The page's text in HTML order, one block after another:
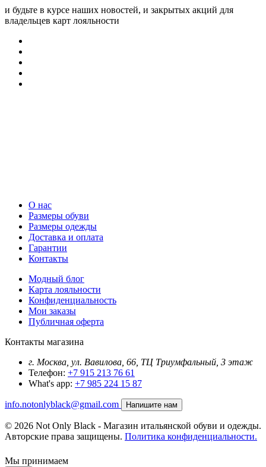
и будьте в курсе наших новостей, и закрытых акций для
владельцев карт лояльности
О нас
Размеры обуви
Размеры одежды
Доставка и оплата
Гарантии
Контакты
Модный блог
Карта лояльности
Конфиденциальность
Мои заказы
Публичная оферта
Контакты магазина
г. Москва, ул. Вавилова, 66, ТЦ Триумфальный, 3 этаж
Телефон: +7 915 213 76 61
What's app: +7 985 224 15 87
info.notonlyblack@gmail.com Напишите нам
© 2026 Not Only Black - Магазин итальянской обуви и одежды.
Авторские права защищены. Политика конфиденциальности.
Мы принимаем